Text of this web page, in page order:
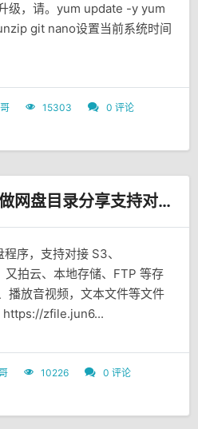
级，请。yum update -y yum
git nano设置当前系统时间
15303
0 评论
个人网盘ZFile可以做网盘目录分享支持对接多种存储源
序，支持对接 S3、
拍云、本地存储、FTP 等存
播放音视频，文本文件等文件
https://zfile.jun6...
10226
0 评论